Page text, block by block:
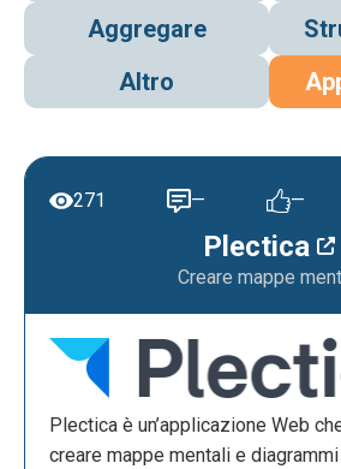
Aggregare
Altro
Plectica
Creare mappe
271 — —
Plectica è un’applicazione Web
creare mappe mentali e